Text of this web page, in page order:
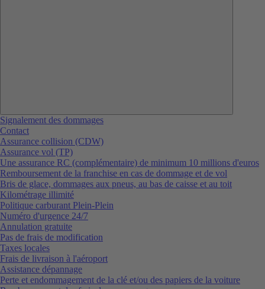
Signalement des dommages
Contact
Assurance collision (CDW)
Assurance vol (TP)
Une assurance RC (complémentaire) de minimum 10 millions d'euros
Remboursement de la franchise en cas de dommage et de vol
Bris de glace, dommages aux pneus, au bas de caisse et au toit
Kilométrage illimité
Politique carburant Plein-Plein
Numéro d'urgence 24/7
Annulation gratuite
Pas de frais de modification
Taxes locales
Frais de livraison à l'aéroport
Assistance dépannage
Perte et endommagement de la clé et/ou des papiers de la voiture